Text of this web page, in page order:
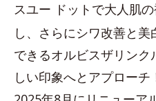
スユー ドットで大人肌
し、さらにシワ改善と美
できるオルビスザリンク
しい印象へとアプローチ